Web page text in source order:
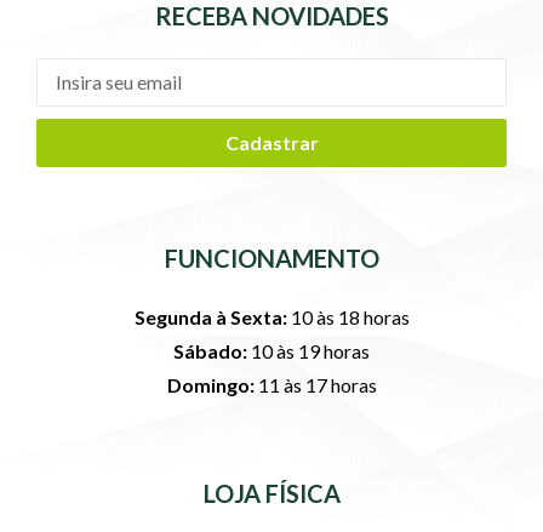
RECEBA NOVIDADES
Cadastrar
FUNCIONAMENTO
Segunda à Sexta:10 às 18 horas
Sábado: 10 às 19 horas
Domingo:11 às 17 horas
LOJA FÍSICA